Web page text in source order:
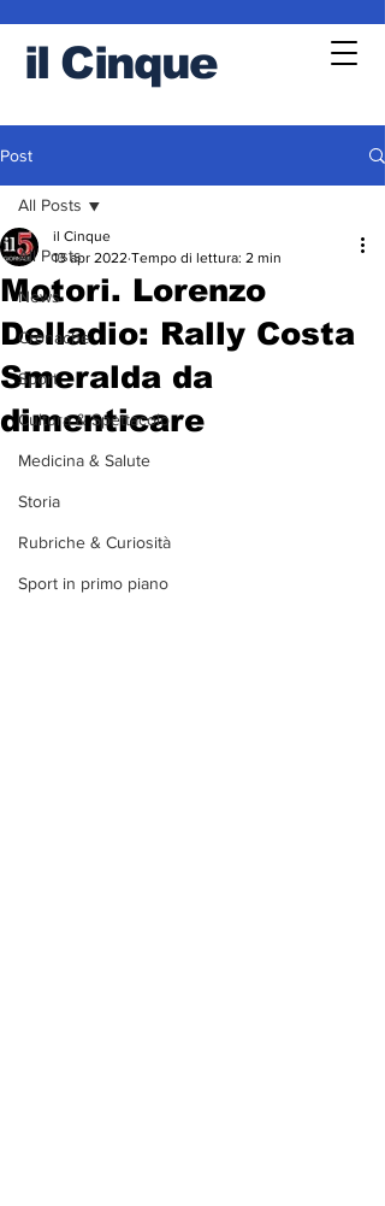
il Cinque
Post
All Posts
News
Cronache
Sport
Cultura & Spettacolo
Medicina & Salute
Storia
Rubriche & Curiosità
Sport in primo piano
All Posts
Motori. Lorenzo
Delladio: Rally Costa
Smeralda da
dimenticare
il Cinque
13 apr 2022 Tempo di lettura: 2 min